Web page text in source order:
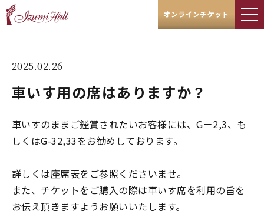
オンラインチケット
2025.02.26
車いす用の席はありますか？
車いすのままご鑑賞されたいお客様には、G－2,3、も
しくはG-32,33をお勧めしております。
詳しくは座席表をご参照くださいませ。
また、チケットをご購入の際は車いす席を利用の旨を
お伝え頂きますようお願いいたします。